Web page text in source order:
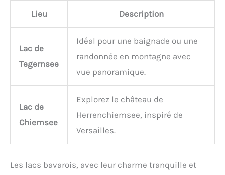
Lieu Description
Lac de
Tegernsee
Idéal pour une baignade ou une
randonnée en montagne avec
vue panoramique.
Lac de
Chiemsee
Explorez le château de
Herrenchiemsee, inspiré de
Versailles.
Les lacs bavarois, avec leur charme tranquille et